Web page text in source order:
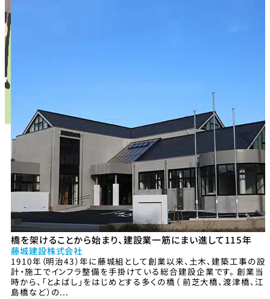
橋を架けることから始まり、建設業一筋にまい進して115年
藤城建設株式会社
1910年（明治43）年に藤城組として創業以来、土木、建築工事の設
計・施工でインフラ整備を手掛けている総合建設企業です。 創業当
時から、「とよばし」をはじめとする多くの橋（ 前芝大橋、渡津橋、江
島橋など）の...